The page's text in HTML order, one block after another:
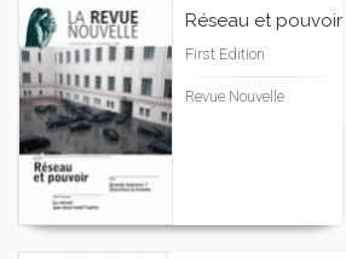
Réseau et pouvoir
First Edition
Revue Nouvelle